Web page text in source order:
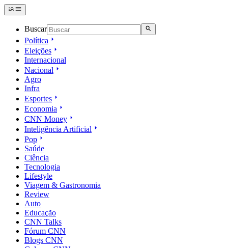
Buscar
Política
Eleições
Internacional
Nacional
Agro
Infra
Esportes
Economia
CNN Money
Inteligência Artificial
Pop
Saúde
Ciência
Tecnologia
Lifestyle
Viagem & Gastronomia
Review
Auto
Educação
CNN Talks
Fórum CNN
Blogs CNN